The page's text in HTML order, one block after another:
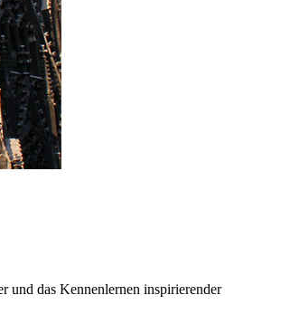
und das Kennenlernen inspirierender